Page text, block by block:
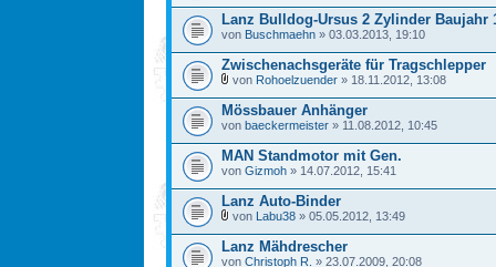
Lanz Bulldog-Ursus 2 Zylinder Baujahr
von Buschmaehn » 03.03.2013, 19:10
Zwischenachsgeräte für Tragschlepper
von Rohoelzuender » 18.11.2012, 13:08
Mössbauer Anhänger
von baeckermeister » 11.08.2012, 10:45
MAN Standmotor mit Gen.
von Gizmoh » 14.07.2012, 15:41
Lanz Auto-Binder
von Labu38 » 05.05.2012, 13:49
Lanz Mähdrescher
von Christoph R. » 23.07.2009, 20:08